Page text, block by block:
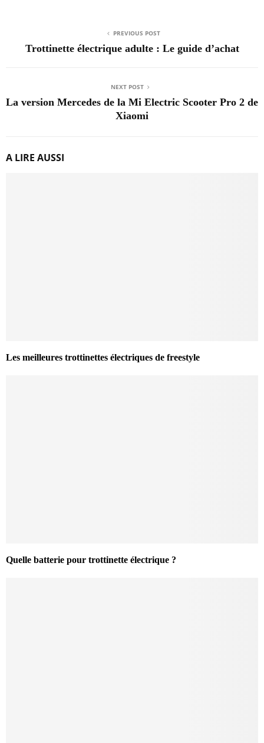
PREVIOUS POST
Trottinette électrique adulte : Le guide d’achat
NEXT POST
La version Mercedes de la Mi Electric Scooter Pro 2 de
Xiaomi
A LIRE AUSSI
Les meilleures trottinettes électriques de freestyle
Quelle batterie pour trottinette électrique ?